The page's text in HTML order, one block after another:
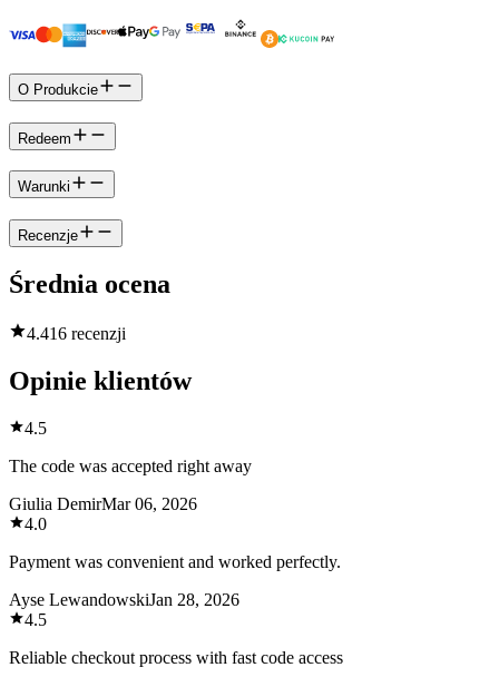
O Produkcie
Redeem
Warunki
Recenzje
Średnia ocena
4.416 recenzji
Opinie klientów
4.5
The code was accepted right away
Giulia DemirMar 06, 2026
4.0
Payment was convenient and worked perfectly.
Ayse LewandowskiJan 28, 2026
4.5
Reliable checkout process with fast code access